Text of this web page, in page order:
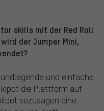
skills mit der Red Roll
der Jumper Mini,
und einfache
kippt die Plattform auf
sozusagen eine